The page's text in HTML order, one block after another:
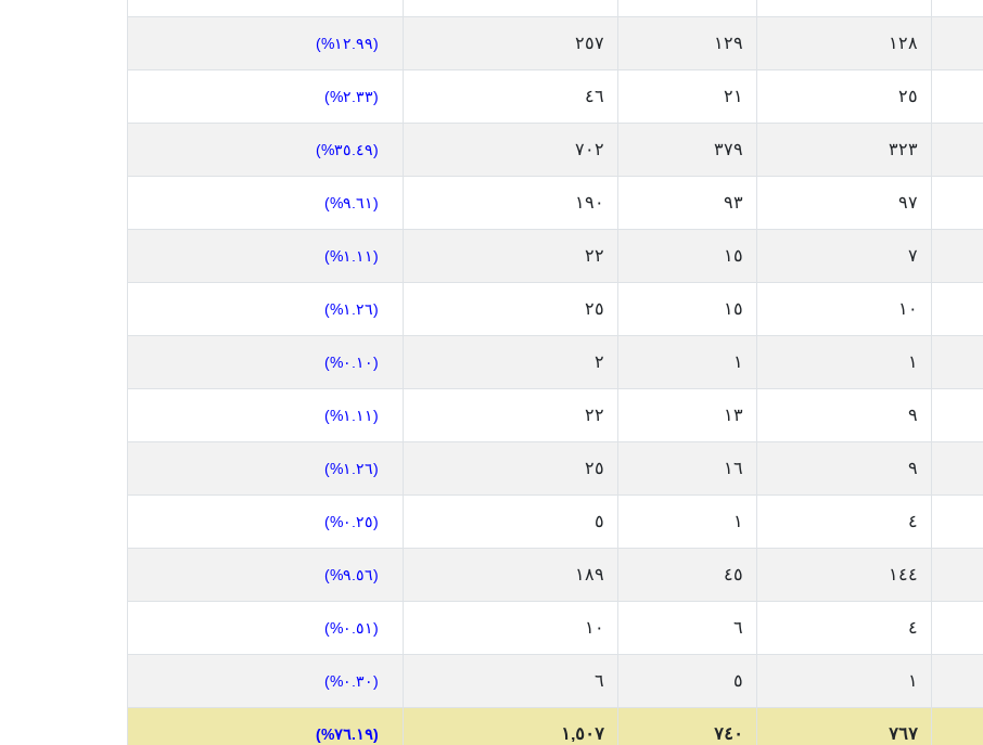
١٢٨ ١٢٩ ٢٥٧ (١٢.٩٩%)
٢٥ ٢١ ٤٦ (٢.٣٣%)
٣٢٣ ٣٧٩ ٧٠٢ (٣٥.٤٩%)
٩٧ ٩٣ ١٩٠ (٩.٦١%)
٧ ١٥ ٢٢ (١.١١%)
١٠ ١٥ ٢٥ (١.٢٦%)
١ ١ ٢ (٠.١٠%)
٩ ١٣ ٢٢ (١.١١%)
٩ ١٦ ٢٥ (١.٢٦%)
٤ ١ ٥ (٠.٢٥%)
١٤٤ ٤٥ ١٨٩ (٩.٥٦%)
٤ ٦ ١٠ (٠.٥١%)
١ ٥ ٦ (٠.٣٠%)
٧٦٧ ٧٤٠ ١,٥٠٧ (٧٦.١٩%)